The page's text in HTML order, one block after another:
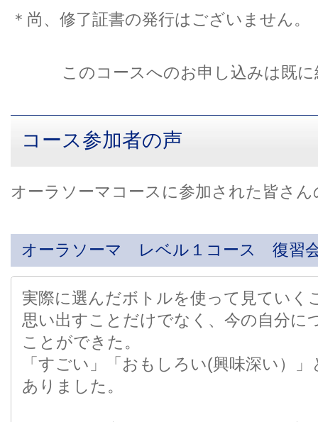
＊尚、修了証書の発行はございません。
このコースへのお申し込みは既
コース参加者の声
オーラソーマコースに参加された皆さ
オーラソーマ レベル１コース 復習
実際に選んだボトルを使って見ていく
思い出すことだけでなく、今の自分に
ことができた。
「すごい」「おもしろい(興味深い）
ありました。